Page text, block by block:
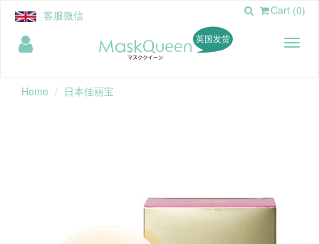
客服微信 Cart (0)
英国发货
Home 日本佳丽宝